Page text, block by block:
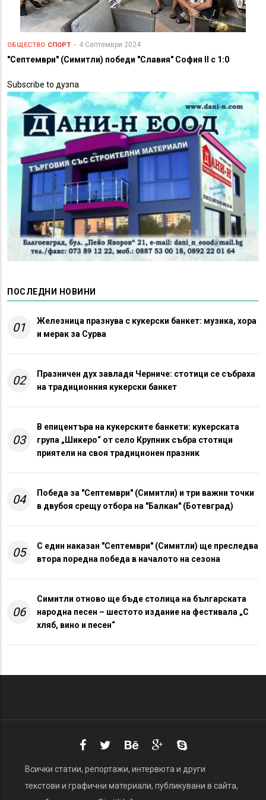
ОБЩЕСТВО СПОРТ 4 Септември 2024
"Септември" (Симитли) победи "Славия" София II с 1:0
Subscribe to дузпа
ПОСЛЕДНИ НОВИНИ
01
Железница празнува с кукерски банкет: музика, хора
и мерак за Сурва
02
Празничен дух завладя Черниче: стотици се събраха
на традиционния кукерски банкет
03
В епицентъра на кукерските банкети: кукерската
група „Шикеро“ от село Крупник събра стотици
приятели на своя традиционен празник
04
Победа за "Септември" (Симитли) и три важни точки
в двубоя срещу отбора на "Балкан" (Ботевград)
05
С един наказан "Септември" (Симитли) ще преследва
втора поредна победа в началото на сезона
06
Симитли отново ще бъде столица на българската
народна песен – шестото издание на фестивала „С
хляб, вино и песен“
Всички статии, репортажи, интервюта и други
текстови и графични материали, публикувани в сайта,